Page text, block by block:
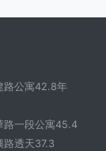
路公寓42.8年
路一段公寓45.4
路透天37.3